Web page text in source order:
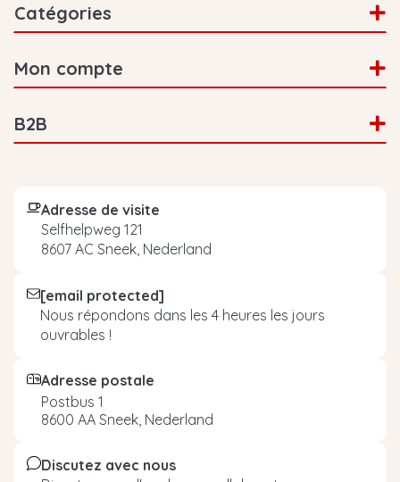
Catégories
Mon compte
B2B
Adresse de visite
Selfhelpweg 121
8607 AC Sneek, Nederland
[email protected]
Nous répondons dans les 4 heures les jours
ouvrables !
Adresse postale
Postbus 1
8600 AA Sneek, Nederland
Discutez avec nous